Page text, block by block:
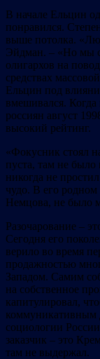
В начале Ельцин
понравился.
выше потолка.
Эйдман. – «Но мы
олигархов на
средствах
Ельцин под
вмешивался. Когда
россиян август
высокий рейтинг.
«Фокусник стоял
пуста, там не
никогда не
чудо. В его
Немцова, не было
Разочарование –
Сегодня его
верило во время
продажностью
Западом. Самим
на собственное
капитулировал,
коммуникативным
социологии
заказчик – это
там не выдержал.